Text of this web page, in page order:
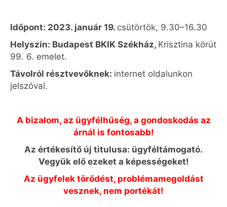
Időpont: 2023. január 19. csütörtök, 9.30–16.30
Helyszín: Budapest BKIK Székház, Krisztina körút
99. 6. emelet.
Távolról résztvevőknek: internet oldalunkon
jelszóval.
A bizalom, az ügyfélhűség, a gondoskodás az
árnál is fontosabb!
Az értékesítő új titulusa: ügyféltámogató.
Vegyük elő ezeket a képességeket!
Az ügyfelek törődést, problémamegoldást
vesznek, nem portékát!